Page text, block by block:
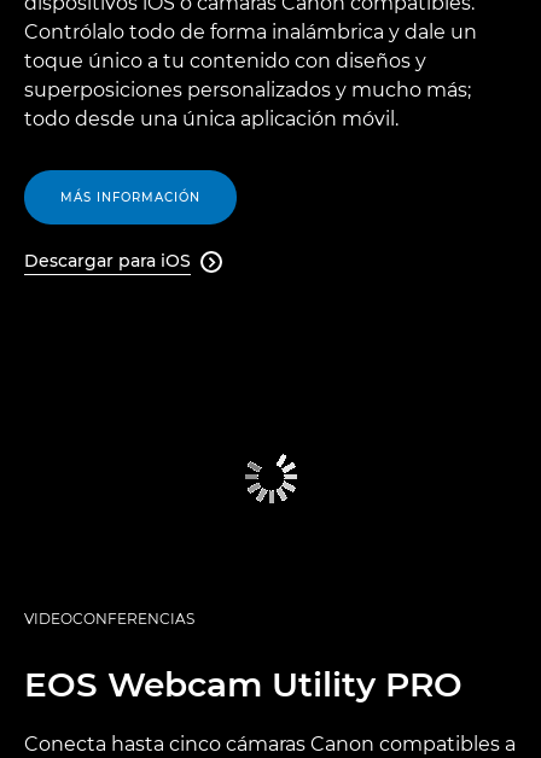
Contrólalo todo de forma inalámbrica y dale un
toque único a tu contenido con diseños y
superposiciones personalizados y mucho más;
todo desde una única aplicación móvil.
MÁS INFORMACIÓN
Descargar para iOS 
VIDEOCONFERENCIAS
EOS Webcam Utility PRO
Conecta hasta cinco cámaras Canon compatibles a